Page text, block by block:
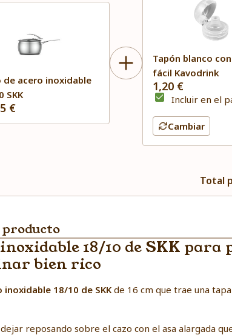
de acero inoxidable
SKK
€
Tapón blanco
fácil Kavodrink
1,20 €
Incluir en el
Cambiar
Total
inoxidable 18/10 de SKK
bien rico
inoxidable 18/10 de SKK de 16 cm que trae una
reposando sobre el cazo con el asa alargada